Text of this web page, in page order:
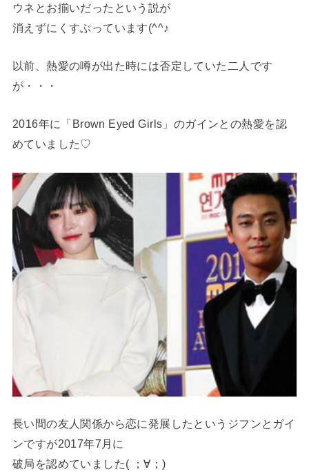
ウネとお揃いだったという説が
消えずにくすぶっています(^^♪
以前、熱愛の噂が出た時には否定していた二人です
が・・・
2016年に「Brown Eyed Girls」のガインとの熱愛を認
めていました♡
長い間の友人関係から恋に発展したというジフンとガイ
ンですが2017年7月に
破局を認めていました( ；∀；)